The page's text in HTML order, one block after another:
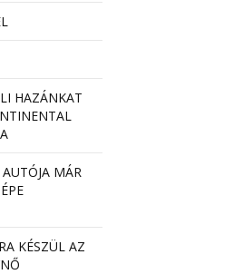
HAZÁNKAT
MÁR
KÉSZÜL AZ